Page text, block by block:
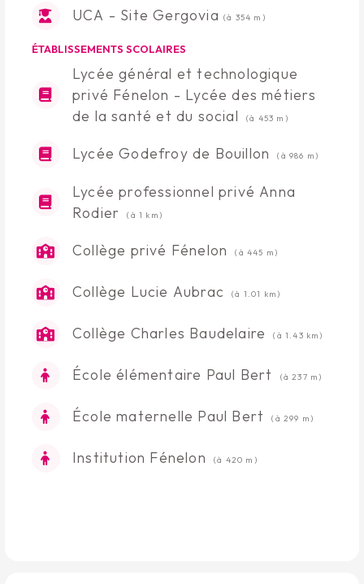
UCA - Site Gergovia (à 354 m)
ÉTABLISSEMENTS SCOLAIRES
Lycée général et technologique
privé Fénelon - Lycée des métiers
de la santé et du social
(à 453 m)
Lycée Godefroy de Bouillon (à 986 m)
Lycée professionnel privé Anna
Rodier
(à 1 km)
Collège privé Fénelon (à 445 m)
Collège Lucie Aubrac (à 1.01 km)
Collège Charles Baudelaire (à 1.43 km)
École élémentaire Paul Bert (à 237 m)
École maternelle Paul Bert (à 299 m)
Institution Fénelon (à 420 m)